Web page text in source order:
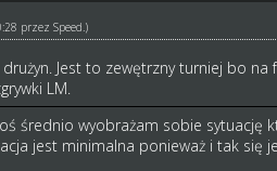
przez Speed .)
Jest to zewętrzny turniej bo
LM.
średnio wyobrażam sobie sytuację
jest minimalna ponieważ i tak się